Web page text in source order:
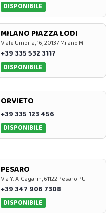
DISPONIBILE
MILANO PIAZZA LODI
Viale Umbria, 16, 20137 Milano MI
+39 335 532 3117
DISPONIBILE
ORVIETO
+39 335 123 456
DISPONIBILE
PESARO
Via Y. A. Gagarin, 61122 Pesaro PU
+39 347 906 7308
DISPONIBILE